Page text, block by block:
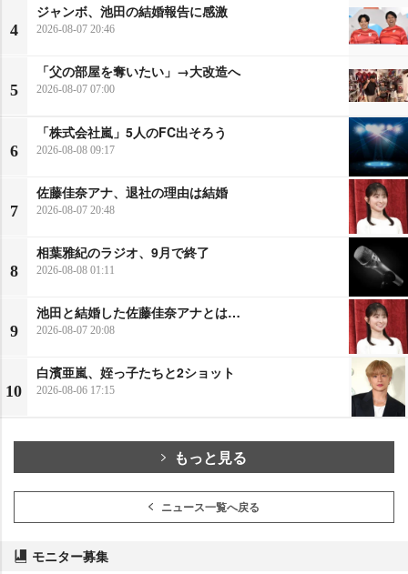
4
ジャンボ、池田の結婚報告に感激
2026-08-07 20:46
5
「父の部屋を奪いたい」→大改造へ
2026-08-07 07:00
6
「株式会社嵐」5人のFC出そろう
2026-08-08 09:17
7
佐藤佳奈アナ、退社の理由は結婚
2026-08-07 20:48
8
相葉雅紀のラジオ、9月で終了
2026-08-08 01:11
9
池田と結婚した佐藤佳奈アナとは…
2026-08-07 20:08
10
白濱亜嵐、姪っ子たちと2ショット
2026-08-06 17:15
もっと見る
ニュース一覧へ戻る
モニター募集